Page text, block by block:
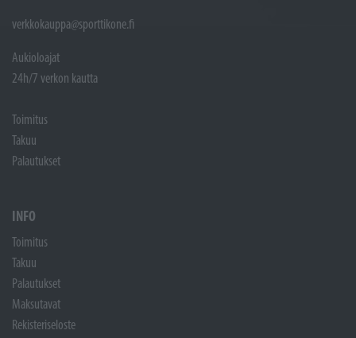
verkkokauppa@sporttikone.fi
Aukioloajat
24h/7 verkon kautta
Toimitus
Takuu
Palautukset
INFO
Toimitus
Takuu
Palautukset
Maksutavat
Rekisteriseloste